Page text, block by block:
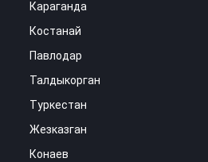
Караганда
Костанай
Павлодар
Талдыкорган
Туркестан
Жезказган
Конаев